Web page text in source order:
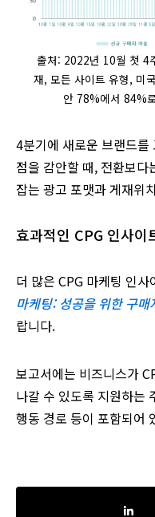
출처: 2022년 10월 첫 4
재, 모든 사이트 유형, 미
안 78%에서 84%
4분기에 새로운 브랜드
점을 감안할 때, 전환보
잡는 광고 포맷과 게재위
효과적인 CPG 인사이
더 많은 CPG 마케팅 인
마케팅: 성공을 위한 구매
랍니다.
보고서에는 비즈니스가
나갈 수 있도록 지원하는
행동 경로 등이 포함되어
Share